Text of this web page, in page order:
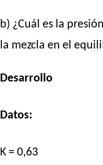
b) ¿Cuál es la
la mezcla en el
Desarrollo
Datos:
K = 0,63